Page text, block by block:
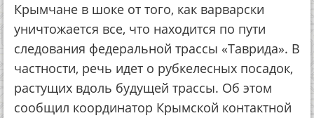
Крымчане в шоке от того, как варварски
уничтожается все, что находится по пути
следования федеральной трассы «Таврида». В
частности, речь идет о рубкелесных посадок,
растущих вдоль будущей трассы. Об этом
сообщил координатор Крымской контактной